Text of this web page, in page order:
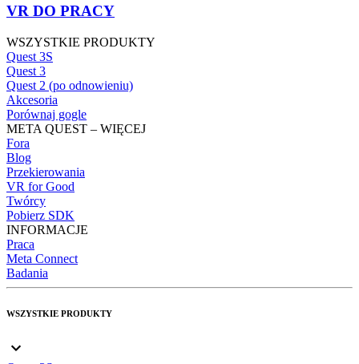
VR DO PRACY
WSZYSTKIE PRODUKTY
Quest 3S
Quest 3
Quest 2 (po odnowieniu)
Akcesoria
Porównaj gogle
META QUEST – WIĘCEJ
Fora
Blog
Przekierowania
VR for Good
Twórcy
Pobierz SDK
INFORMACJE
Praca
Meta Connect
Badania
WSZYSTKIE PRODUKTY